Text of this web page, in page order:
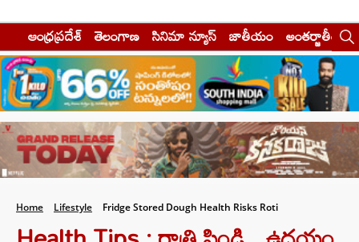
ఆంధ్రప్రదేశ్ తెలంగాణ సినిమా న్యూస్ జాతీయం అంతర్జాతీయం
Home Lifestyle Fridge Stored Dough Health Risks Roti